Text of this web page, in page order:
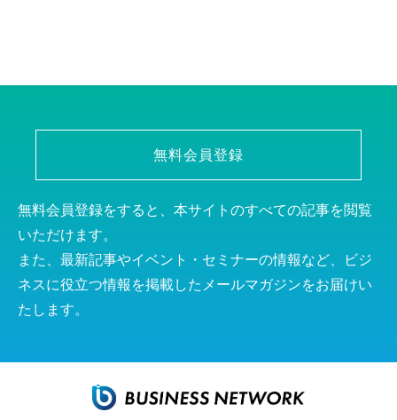
無料会員登録
無料会員登録をすると、本サイトのすべての記事を閲覧
いただけます。
また、最新記事やイベント・セミナーの情報など、ビジ
ネスに役立つ情報を掲載したメールマガジンをお届けい
たします。